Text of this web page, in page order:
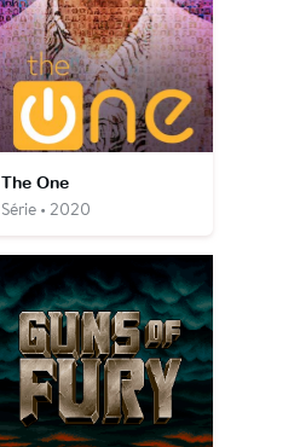
The One
Série • 2020